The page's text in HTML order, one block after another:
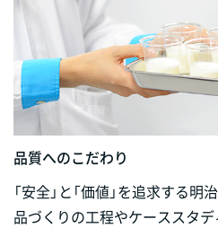
品質へのこだわり
「安全」と「価値」を追求する
品づくりの工程やケーススタデ